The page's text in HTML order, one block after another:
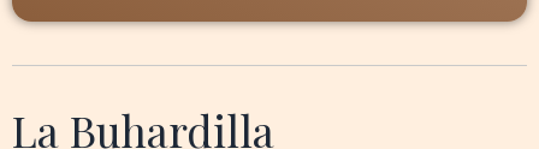
La Buhardilla